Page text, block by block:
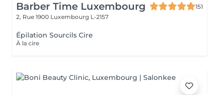
Barber Time Luxembourg
151
2, Rue 1900 Luxembourg L-2157
Épilation Sourcils Cire
À la cire